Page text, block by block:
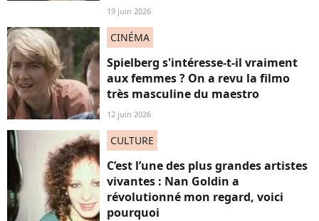
19 juin 2026
CINÉMA
Spielberg s'intéresse-t-il vraiment
aux femmes ? On a revu la filmo
très masculine du maestro
12 juin 2026
CULTURE
C’est l’une des plus grandes artistes
vivantes : Nan Goldin a
révolutionné mon regard, voici
pourquoi